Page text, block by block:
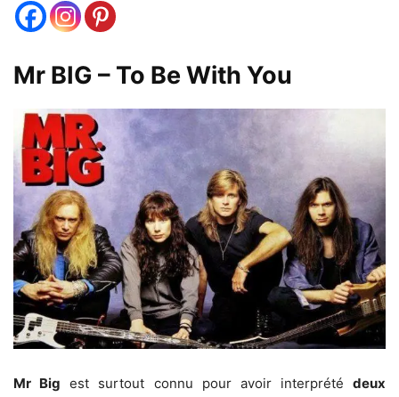
Mr BIG – To Be With You
Mr Big est surtout connu pour avoir interprété deux